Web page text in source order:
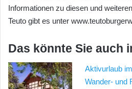
Informationen zu diesen und
Teuto gibt es unter
Das könnte Sie auch
Aktivurlaub
Wander- und